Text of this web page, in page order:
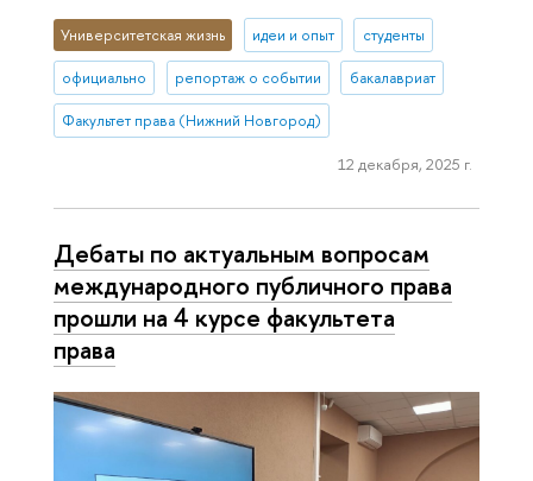
Университетская жизнь идеи и опыт студенты
официально репортаж о событии бакалавриат
Факультет права (Нижний Новгород)
12 декабря, 2025 г.
Дебаты по актуальным вопросам
международного публичного права
прошли на 4 курсе факультета
права